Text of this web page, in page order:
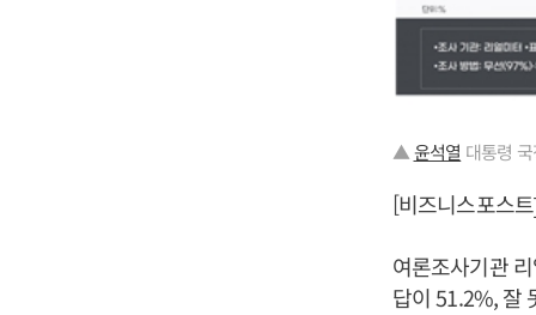
▲윤석열 대통령
[비즈니스포스
여론조사기관
답이 51.2%, 잘